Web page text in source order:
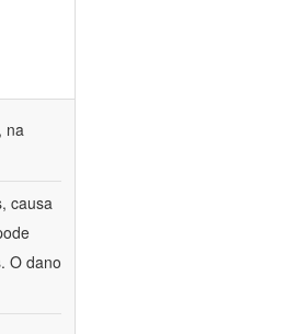
na
causa
O dano